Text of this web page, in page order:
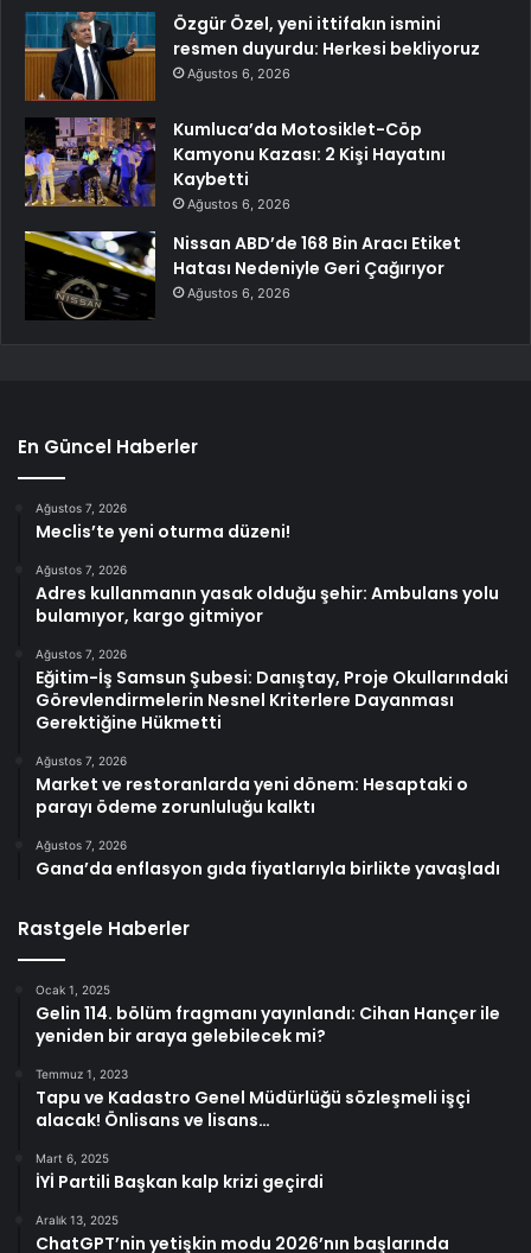
Özgür Özel, yeni ittifakın ismini
resmen duyurdu: Herkesi bekliyoruz
Ağustos 6, 2026
Kumluca’da Motosiklet-Cöp
Kamyonu Kazası: 2 Kişi Hayatını
Kaybetti
Ağustos 6, 2026
Nissan ABD’de 168 Bin Aracı Etiket
Hatası Nedeniyle Geri Çağırıyor
Ağustos 6, 2026
En Güncel Haberler
Ağustos 7, 2026
Meclis’te yeni oturma düzeni!
Ağustos 7, 2026
Adres kullanmanın yasak olduğu şehir: Ambulans yolu
bulamıyor, kargo gitmiyor
Ağustos 7, 2026
Eğitim-İş Samsun Şubesi: Danıştay, Proje Okullarındaki
Görevlendirmelerin Nesnel Kriterlere Dayanması
Gerektiğine Hükmetti
Ağustos 7, 2026
Market ve restoranlarda yeni dönem: Hesaptaki o
parayı ödeme zorunluluğu kalktı
Ağustos 7, 2026
Gana’da enflasyon gıda fiyatlarıyla birlikte yavaşladı
Rastgele Haberler
Ocak 1, 2025
Gelin 114. bölüm fragmanı yayınlandı: Cihan Hançer ile
yeniden bir araya gelebilecek mi?
Temmuz 1, 2023
Tapu ve Kadastro Genel Müdürlüğü sözleşmeli işçi
alacak! Önlisans ve lisans…
Mart 6, 2025
İYİ Partili Başkan kalp krizi geçirdi
Aralık 13, 2025
ChatGPT’nin yetişkin modu 2026’nın başlarında